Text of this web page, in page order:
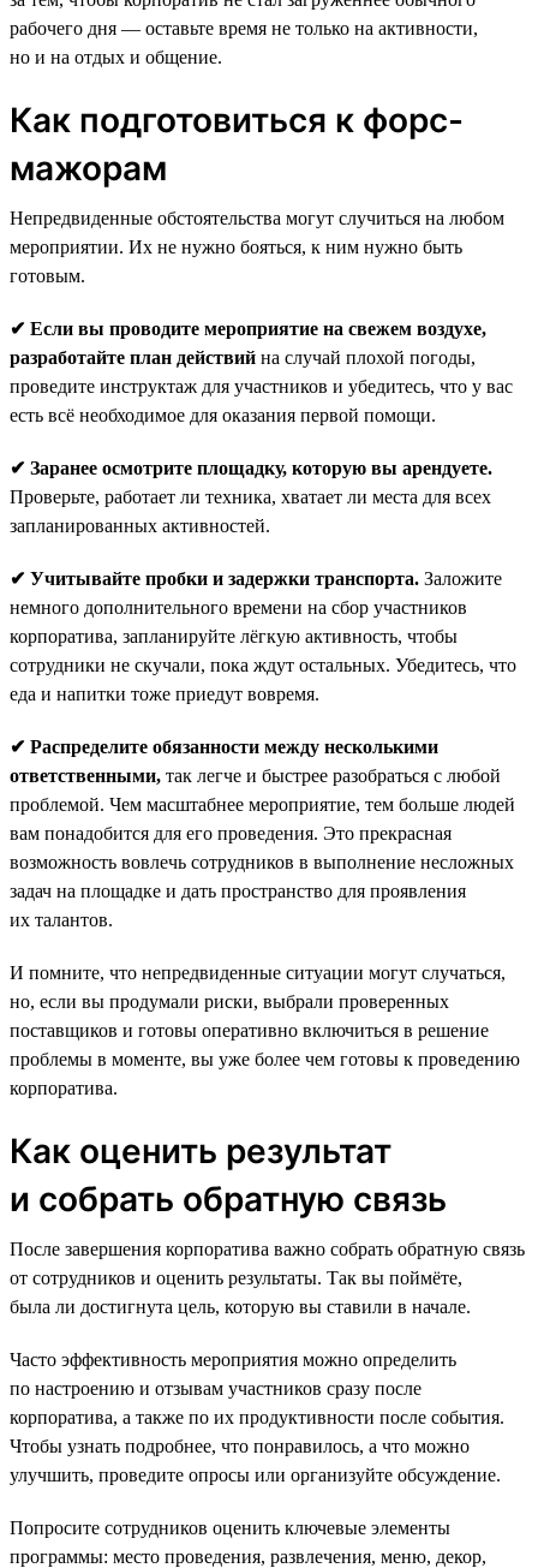
рабочего дня — оставьте время не только на активности,
но и на отдых и общение.
Как подготовиться к форс-
мажорам
Непредвиденные обстоятельства могут случиться на любом
мероприятии. Их не нужно бояться, к ним нужно быть
готовым.
✔ Если вы проводите мероприятие на свежем воздухе,
разработайте план действий на случай плохой погоды,
проведите инструктаж для участников и убедитесь, что у вас
есть всё необходимое для оказания первой помощи.
✔ Заранее осмотрите площадку, которую вы арендуете.
Проверьте, работает ли техника, хватает ли места для всех
запланированных активностей.
✔ Учитывайте пробки и задержки транспорта. Заложите
немного дополнительного времени на сбор участников
корпоратива, запланируйте лёгкую активность, чтобы
сотрудники не скучали, пока ждут остальных. Убедитесь, что
еда и напитки тоже приедут вовремя.
✔ Распределите обязанности между несколькими
ответственными, так легче и быстрее разобраться с любой
проблемой. Чем масштабнее мероприятие, тем больше людей
вам понадобится для его проведения. Это прекрасная
возможность вовлечь сотрудников в выполнение несложных
задач на площадке и дать пространство для проявления
их талантов.
И помните, что непредвиденные ситуации могут случаться,
но, если вы продумали риски, выбрали проверенных
поставщиков и готовы оперативно включиться в решение
проблемы в моменте, вы уже более чем готовы к проведению
корпоратива.
Как оценить результат
и собрать обратную связь
После завершения корпоратива важно собрать обратную связь
от сотрудников и оценить результаты. Так вы поймёте,
была ли достигнута цель, которую вы ставили в начале.
Часто эффективность мероприятия можно определить
по настроению и отзывам участников сразу после
корпоратива, а также по их продуктивности после события.
Чтобы узнать подробнее, что понравилось, а что можно
улучшить, проведите опросы или организуйте обсуждение.
Попросите сотрудников оценить ключевые элементы
программы: место проведения, развлечения, меню, декор,